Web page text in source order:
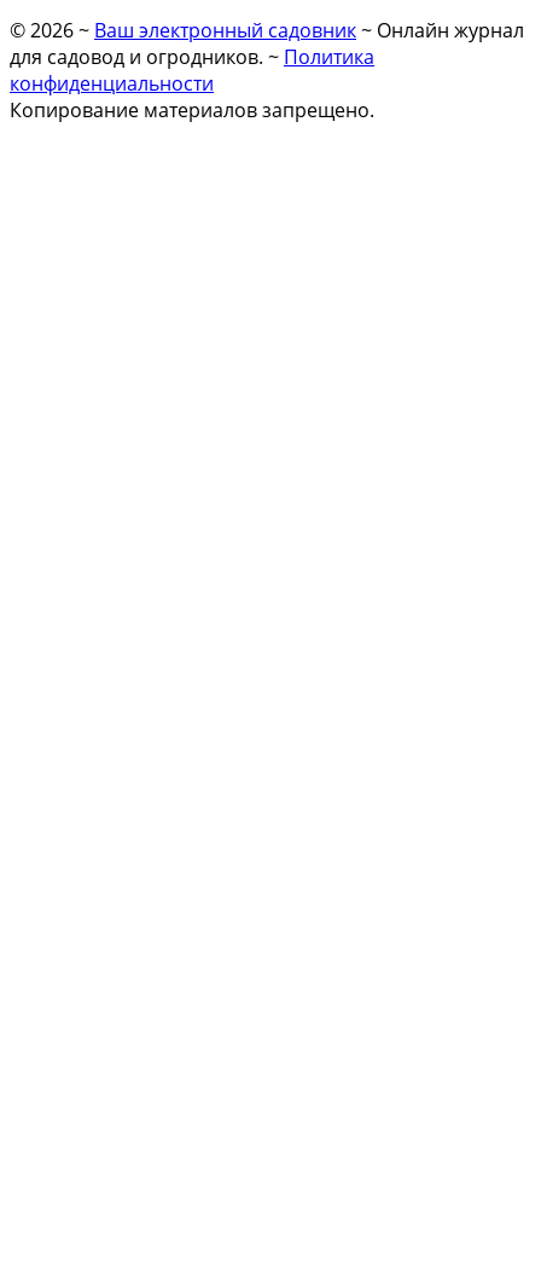
©2026~ Ваш электронный садовник~ Онлайн журнал
для садовод и огродников. ~ Политика
конфиденциальности
Копирование материалов запрещено.